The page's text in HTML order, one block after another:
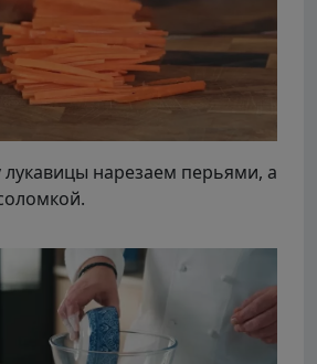
нарезаем перьями, а